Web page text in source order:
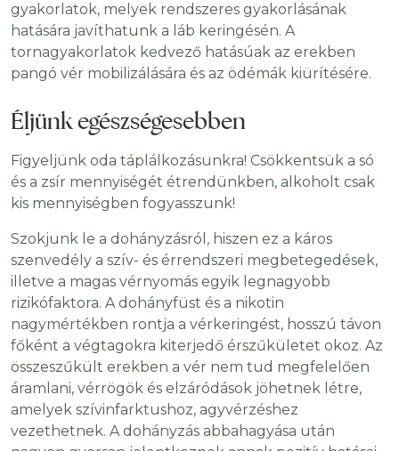
gyakorlatok, melyek rendszeres gyakorlásának
hatására javíthatunk a láb keringésén. A
tornagyakorlatok kedvező hatásúak az erekben
pangó vér mobilizálására és az ödémák kiürítésére.
Éljünk egészségesebben
Figyeljünk oda táplálkozásunkra! Csökkentsük a só
és a zsír mennyiségét étrendünkben, alkoholt csak
kis mennyiségben fogyasszunk!
Szokjunk le a dohányzásról, hiszen ez a káros
szenvedély a szív- és érrendszeri megbetegedések,
illetve a magas vérnyomás egyik legnagyobb
rizikófaktora. A dohányfüst és a nikotin
nagymértékben rontja a vérkeringést, hosszú távon
főként a végtagokra kiterjedő érszűkületet okoz. Az
összeszűkült erekben a vér nem tud megfelelően
áramlani, vérrögök és elzáródások jöhetnek létre,
amelyek szívinfarktushoz, agyvérzéshez
vezethetnek. A dohányzás abbahagyása után